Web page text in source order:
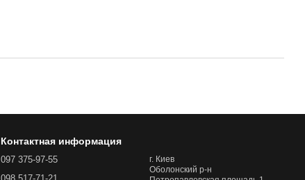
Контактная информация
097 375-97-55
г. Киев
Оболонский р-н